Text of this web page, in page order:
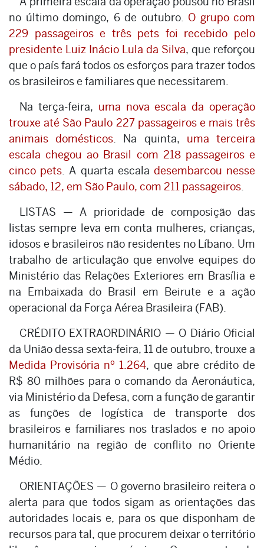
no último domingo, 6 de outubro. O grupo com
229 passageiros e três pets foi recebido pelo
presidente Luiz Inácio Lula da Silva, que reforçou
que o país fará todos os esforços para trazer todos
os brasileiros e familiares que necessitarem.
Na terça-feira, uma nova escala da operação
trouxe até São Paulo 227 passageiros e mais três
animais domésticos . Na quinta, uma terceira
escala chegou ao Brasil com 218 passageiros e
cinco pets . A quarta escala desembarcou nesse
sábado, 12, em São Paulo, com 211 passageiros
LISTAS — A prioridade de composição das
listas sempre leva em conta mulheres, crianças,
idosos e brasileiros não residentes no Líbano. Um
trabalho de articulação que envolve equipes do
Ministério das Relações Exteriores em Brasília e
na Embaixada do Brasil em Beirute e a ação
operacional da Força Aérea Brasileira (FAB).
CRÉDITO EXTRAORDINÁRIO — O Diário Oficial
da União dessa sexta-feira, 11 de outubro, trouxe a
Medida Provisória nº 1.264, que abre crédito de
R$ 80 milhões para o comando da Aeronáutica,
via Ministério da Defesa, com a função de garantir
as funções de logística de transporte dos
brasileiros e familiares nos traslados e no apoio
humanitário na região de conflito no Oriente
Médio.
ORIENTAÇÕES — O governo brasileiro reitera o
alerta para que todos sigam as orientações das
autoridades locais e, para os que disponham de
recursos para tal, que procurem deixar o território